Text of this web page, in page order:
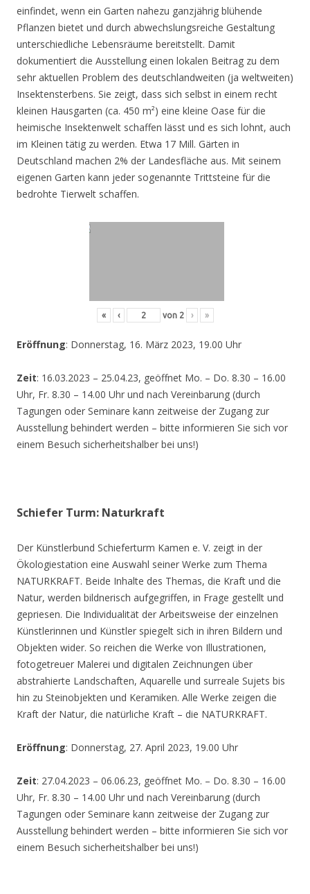
einfindet, wenn ein Garten nahezu ganzjährig blühende
Pflanzen bietet und durch abwechslungsreiche Gestaltung
unterschiedliche Lebensräume bereitstellt. Damit
dokumentiert die Ausstellung einen lokalen Beitrag zu dem
sehr aktuellen Problem des deutschlandweiten (ja weltweiten)
Insektensterbens. Sie zeigt, dass sich selbst in einem recht
kleinen Hausgarten (ca. 450 m²) eine kleine Oase für die
heimische Insektenwelt schaffen lässt und es sich lohnt, auch
im Kleinen tätig zu werden. Etwa 17 Mill. Gärten in
Deutschland machen 2% der Landesfläche aus. Mit seinem
eigenen Garten kann jeder sogenannte Trittsteine für die
bedrohte Tierwelt schaffen.
« ‹ von 2 › »
Eröffnung: Donnerstag, 16. März 2023, 19.00 Uhr
Zeit: 16.03.2023 – 25.04.23, geöffnet Mo. – Do. 8.30 – 16.00
Uhr, Fr. 8.30 – 14.00 Uhr und nach Vereinbarung (durch
Tagungen oder Seminare kann zeitweise der Zugang zur
Ausstellung behindert werden – bitte informieren Sie sich vor
einem Besuch sicherheitshalber bei uns!)
Schiefer Turm: Naturkraft
Der Künstlerbund Schieferturm Kamen e. V. zeigt in der
Ökologiestation eine Auswahl seiner Werke zum Thema
NATURKRAFT. Beide Inhalte des Themas, die Kraft und die
Natur, werden bildnerisch aufgegriffen, in Frage gestellt und
gepriesen. Die Individualität der Arbeitsweise der einzelnen
Künstlerinnen und Künstler spiegelt sich in ihren Bildern und
Objekten wider. So reichen die Werke von Illustrationen,
fotogetreuer Malerei und digitalen Zeichnungen über
abstrahierte Landschaften, Aquarelle und surreale Sujets bis
hin zu Steinobjekten und Keramiken. Alle Werke zeigen die
Kraft der Natur, die natürliche Kraft – die NATURKRAFT.
Eröffnung: Donnerstag, 27. April 2023, 19.00 Uhr
Zeit: 27.04.2023 – 06.06.23, geöffnet Mo. – Do. 8.30 – 16.00
Uhr, Fr. 8.30 – 14.00 Uhr und nach Vereinbarung (durch
Tagungen oder Seminare kann zeitweise der Zugang zur
Ausstellung behindert werden – bitte informieren Sie sich vor
einem Besuch sicherheitshalber bei uns!)